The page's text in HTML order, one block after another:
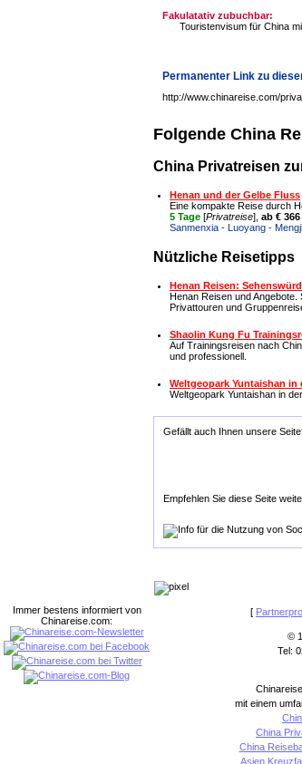
Fakulatativ zubuchbar:
Touristenvisum für China
Permanenter Link zu
http://www.chinareise.com/
Folgende China
China Privatreisen
Henan und der Gelbe Fluss
Eine kompakte Reise durch
5 Tage [Privatreise], ab € 366
Sanmenxia - Luoyang -
Nützliche Reisetipps
Henan Reisen:
Henan Reisen und
Privattouren und
Shaolin Kung Fu
Auf Trainingsreisen nach
und professionell.
Weltgeopark Yuntaishan in
Weltgeopark Yuntaishan in
Gefällt auch Ihnen unsere
Empfehlen Sie diese Seite
[
©
Tel:
mit einem
China
China
Asien
Immer bestens informiert von
Chinareise.com: